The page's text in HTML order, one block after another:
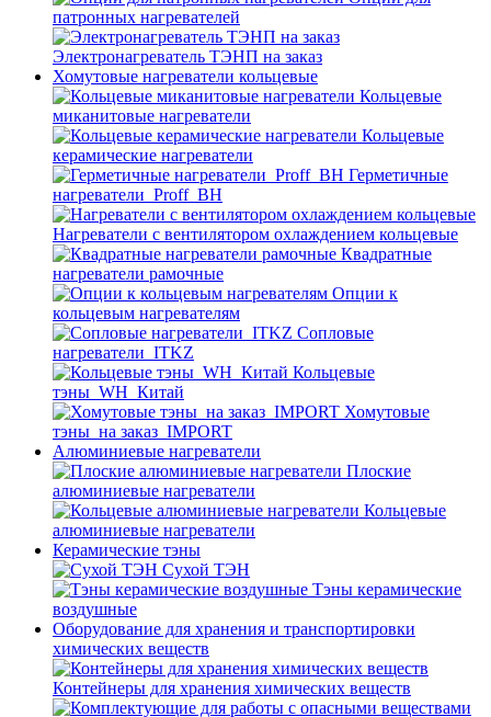
патронных нагревателей
Электронагреватель ТЭНП на заказ
Хомутовые нагреватели кольцевые
Кольцевые
миканитовые нагреватели
Кольцевые
керамические нагреватели
Герметичные
нагреватели_Proff_BH
Нагреватели с вентилятором охлаждением кольцевые
Квадратные
нагреватели рамочные
Опции к
кольцевым нагревателям
Cопловые
нагреватели_ITKZ
Кольцевые
тэны_WH_Китай
Хомутовые
тэны_на заказ_IMPORT
Алюминиевые нагреватели
Плоские
алюминиевые нагреватели
Кольцевые
алюминиевые нагреватели
Керамические тэны
Сухой ТЭН
Тэны керамические
воздушные
Оборудование для хранения и транспортировки
химических веществ
Контейнеры для хранения химических веществ